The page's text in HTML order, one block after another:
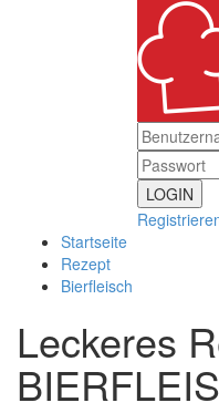
LOGIN
Startseite
Rezept
Bierfleisch
Leckeres